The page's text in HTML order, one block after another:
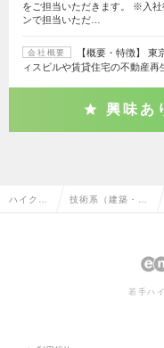
をご担当いただきます。 ※入社
ンで担当いただ…
会社概要
【概要・特徴】
ィスビルや賃貸住宅の不動産
興味あ
ハイクラ 技術系（建築・設
若手ハ